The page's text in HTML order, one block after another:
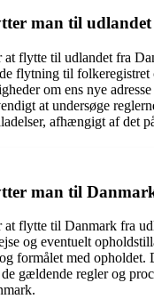
man til
at flytte til udlandet fra
flytning til folkeregistret
om ens nye
at undersøge
afhængigt af det
man til
at flytte til Danmark fra
og eventuelt
formålet med
gældende regler og